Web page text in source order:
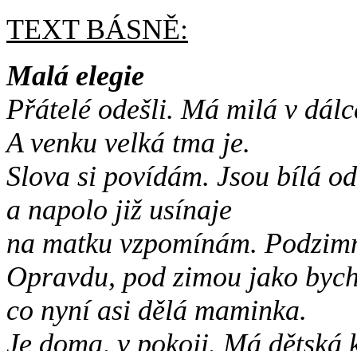
TEXT BÁSNĚ:
Malá elegie
Přátelé odešli. Má milá v
A venku velká tma je.
Slova si povídám. Jsou bílá
a napolo již usínaje
na matku vzpomínám.
Opravdu, pod zimou jako
co nyní asi dělá maminka.
Je doma, v pokoji. Má dětská